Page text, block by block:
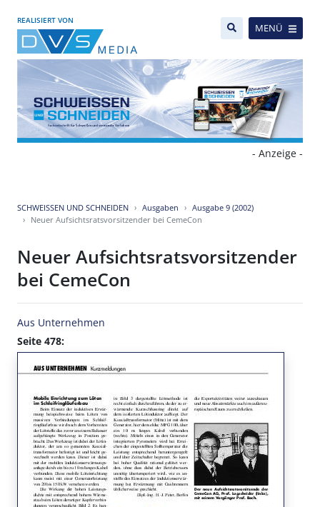
REALISIERT VON
MENÜ
- Anzeige -
SCHWEISSEN UND SCHNEIDEN Ausgaben
Ausgabe 9 (2002)
Neuer Aufsichtsratsvorsitzender bei CemeCon
Neuer Aufsichtsratsvorsitzender
bei CemeCon
Aus Unternehmen
Seite 478: